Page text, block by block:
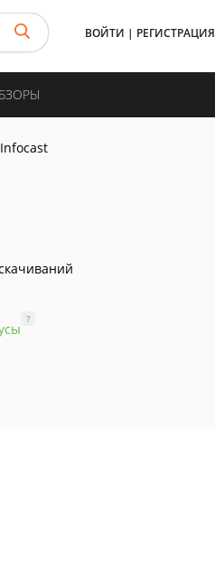
ВОЙТИ | РЕГИСТРАЦИЯ
Infocast
?